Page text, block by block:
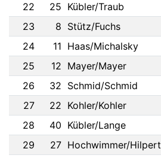
22
25 Kübler/Traub
23
8 Stütz/Fuchs
24
11 Haas/Michalsky
25
12 Mayer/Mayer
26
32 Schmid/Schmid
27
22 Kohler/Kohler
28
40 Kübler/Lange
29
27 Hochwimmer/Hilpert